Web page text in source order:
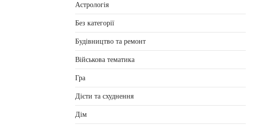
Астрологія
Без категорії
Будівництво та ремонт
Військова тематика
Гра
Дієти та схуднення
Дім